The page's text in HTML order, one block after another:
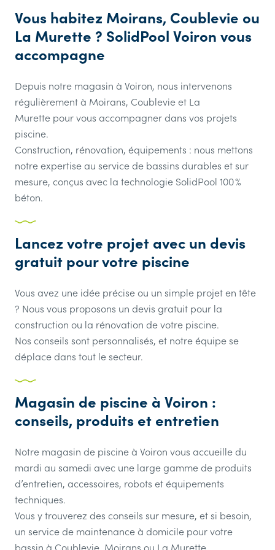
Vous habitez Moirans, Coublevie ou
La Murette ? SolidPool Voiron vous
accompagne
Depuis notre magasin à Voiron, nous intervenons
régulièrement à Moirans, Coublevie et La
Murette pour vous accompagner dans vos projets
piscine.
Construction, rénovation, équipements : nous mettons
notre expertise au service de bassins durables et sur
mesure, conçus avec la technologie SolidPool 100 %
béton.
Lancez votre projet avec un devis
gratuit pour votre piscine
Vous avez une idée précise ou un simple projet en tête
? Nous vous proposons un devis gratuit pour la
construction ou la rénovation de votre piscine.
Nos conseils sont personnalisés, et notre équipe se
déplace dans tout le secteur.
Magasin de piscine à Voiron :
conseils, produits et entretien
Notre magasin de piscine à Voiron vous accueille du
mardi au samedi avec une large gamme de produits
d’entretien, accessoires, robots et équipements
techniques.
Vous y trouverez des conseils sur mesure, et si besoin,
un service de maintenance à domicile pour votre
bassin à Coublevie, Moirans ou La Murette.